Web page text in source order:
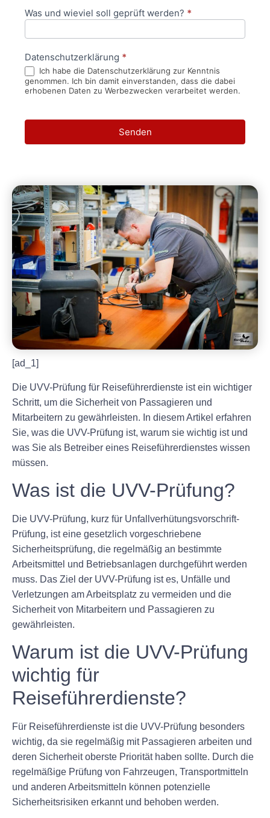
Was und wieviel soll geprüft werden? *
Datenschutzerklärung *
Ich habe die Datenschutzerklärung zur Kenntnis
genommen. Ich bin damit einverstanden, dass die dabei
erhobenen Daten zu Werbezwecken verarbeitet werden.
Senden
[ad_1]
Die UVV-Prüfung für Reiseführerdienste ist ein wichtiger
Schritt, um die Sicherheit von Passagieren und
Mitarbeitern zu gewährleisten. In diesem Artikel erfahren
Sie, was die UVV-Prüfung ist, warum sie wichtig ist und
was Sie als Betreiber eines Reiseführerdienstes wissen
müssen.
Was ist die UVV-Prüfung?
Die UVV-Prüfung, kurz für Unfallverhütungsvorschrift-
Prüfung, ist eine gesetzlich vorgeschriebene
Sicherheitsprüfung, die regelmäßig an bestimmte
Arbeitsmittel und Betriebsanlagen durchgeführt werden
muss. Das Ziel der UVV-Prüfung ist es, Unfälle und
Verletzungen am Arbeitsplatz zu vermeiden und die
Sicherheit von Mitarbeitern und Passagieren zu
gewährleisten.
Warum ist die UVV-Prüfung
wichtig für
Reiseführerdienste?
Für Reiseführerdienste ist die UVV-Prüfung besonders
wichtig, da sie regelmäßig mit Passagieren arbeiten und
deren Sicherheit oberste Priorität haben sollte. Durch die
regelmäßige Prüfung von Fahrzeugen, Transportmitteln
und anderen Arbeitsmitteln können potenzielle
Sicherheitsrisiken erkannt und behoben werden.